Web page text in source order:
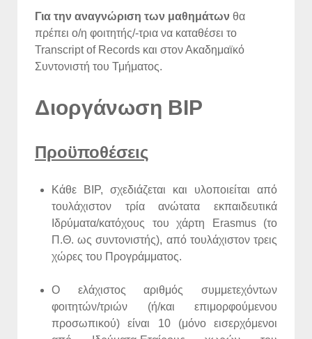
Για την αναγνώριση των μαθημάτων θα
πρέπει ο/η φοιτητής/-τρια να καταθέσει το
Transcript of Records και στον Ακαδημαϊκό
Συντονιστή του Τμήματος.
Διοργάνωση BIP
Προϋποθέσεις
Κάθε BIP, σχεδιάζεται και υλοποιείται από
τουλάχιστον τρία ανώτατα εκπαιδευτικά
Ιδρύματα/κατόχους του χάρτη Erasmus (το
Π.Θ. ως συντονιστής), από τουλάχιστον τρεις
χώρες του Προγράμματος.
Ο ελάχιστος αριθμός συμμετεχόντων
φοιτητών/τριών (ή/και επιμορφούμενου
προσωπικού) είναι 10 (μόνο εισερχόμενοι